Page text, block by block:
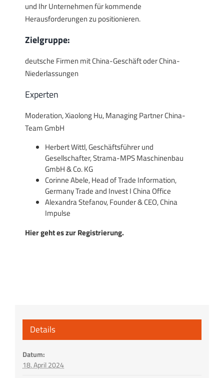
und Ihr Unternehmen für kommende
Herausforderungen zu positionieren.
Zielgruppe:
deutsche Firmen mit China-Geschäft oder China-
Niederlassungen
Experten
Moderation, Xiaolong Hu, Managing Partner China-
Team GmbH
Herbert Wittl, Geschäftsführer und
Gesellschafter, Strama-MPS Maschinenbau
GmbH & Co. KG
Corinne Abele, Head of Trade Information,
Germany Trade and Invest I China Office
Alexandra Stefanov, Founder & CEO, China
Impulse
Hier geht es zur Registrierung.
Details
Datum:
18. April 2024